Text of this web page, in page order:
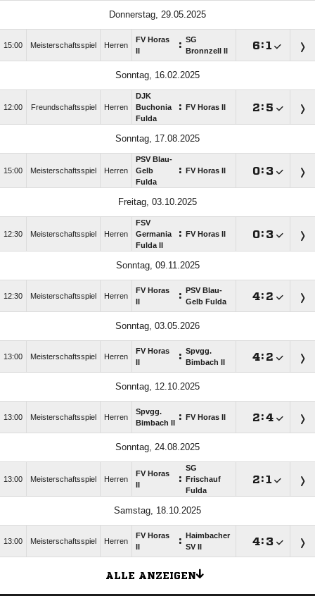
Donnerstag, 29.05.2025
15:00 Meisterschaftsspiel Herren
FV Horas
: SG
Bronnzell II
:
Sonntag, 16.02.2025
12:00 Freundschaftsspiel Herren
DJK
Buchonia
Fulda
: FV Horas II : 
Sonntag, 17.08.2025
15:00 Meisterschaftsspiel Herren
PSV Blau-
Gelb
Fulda
: FV Horas II : 
Freitag, 03.10.2025
12:30 Meisterschaftsspiel Herren
FSV
Germania
Fulda II
: FV Horas II : 
Sonntag, 09.11.2025
12:30 Meisterschaftsspiel Herren
FV Horas
:
PSV Blau-
Gelb Fulda
: 
Sonntag, 03.05.2026
13:00 Meisterschaftsspiel Herren
FV Horas
: Spvgg.
Bimbach II
: 
Sonntag, 12.10.2025
13:00 Meisterschaftsspiel Herren
Spvgg.
Bimbach II
: FV Horas II :
Sonntag, 24.08.2025
13:00 Meisterschaftsspiel Herren
FV Horas
:
SG
Frischauf
Fulda
:
Samstag, 18.10.2025
13:00 Meisterschaftsspiel Herren
FV Horas
:
Haimbacher
SV II
: 
ALLE ANZEIGEN